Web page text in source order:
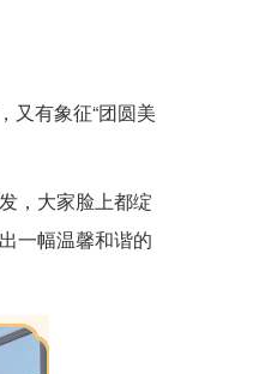
又有象征“团圆美
，大家脸上都绽
一幅温馨和谐的